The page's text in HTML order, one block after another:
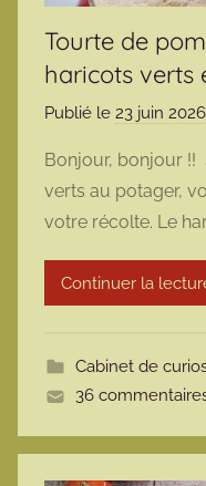
Tourte de
haricots verts
Publié le 23 juin 2026
Bonjour, bonjour !!
verts au potager,
votre récolte. Le
Continuer la
Cabinet de
36